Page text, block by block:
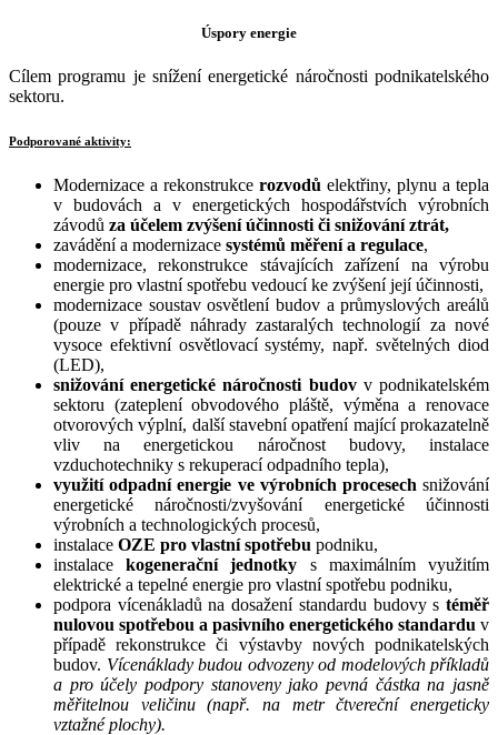
Úspory energie
Cílem programu je snížení energetické náročnosti podnikatelského
sektoru.
Podporované aktivity:
Modernizace a rekonstrukce rozvodů elektřiny, plynu a tepla
v budovách a v energetických hospodářstvích výrobních
závodů za účelem zvýšení účinnosti či snižování ztrát,
zavádění a modernizace systémů měření a regulace,
modernizace, rekonstrukce stávajících zařízení na výrobu
energie pro vlastní spotřebu vedoucí ke zvýšení její účinnosti,
modernizace soustav osvětlení budov a průmyslových areálů
(pouze v případě náhrady zastaralých technologií za nové
vysoce efektivní osvětlovací systémy, např. světelných diod
(LED),
snižování energetické náročnosti budov v podnikatelském
sektoru (zateplení obvodového pláště, výměna a renovace
otvorových výplní, další stavební opatření mající prokazatelně
vliv na energetickou náročnost budovy, instalace
vzduchotechniky s rekuperací odpadního tepla),
využití odpadní energie ve výrobních procesech snižování
energetické náročnosti/zvyšování energetické účinnosti
výrobních a technologických procesů,
instalace OZE pro vlastní spotřebu podniku,
instalacekogenerační jednotky s maximálním využitím
elektrické a tepelné energie pro vlastní spotřebu podniku,
podpora vícenákladů na dosažení standardu budovy s téměř
nulovou spotřebou a pasivního energetického standardu v
případě rekonstrukce či výstavby nových podnikatelských
budov. Vícenáklady budou odvozeny od modelových příkladů
a pro účely podpory stanoveny jako pevná částka na jasně
měřitelnou veličinu (např. na metr čtvereční energeticky
vztažné plochy).